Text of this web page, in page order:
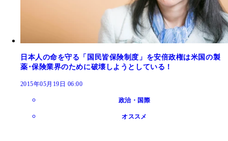
日本人の命を守る「国民皆保険制度」を安倍政権は米国の製
薬･保険業界のために破壊しようとしている！
2015年05月19日 06:00
政治・国際
オススメ